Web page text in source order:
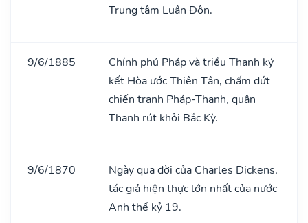
Trung tâm Luân Đôn.
9/6/1885
Chính phủ Pháp và triều Thanh ký
kết Hòa ước Thiên Tân, chấm dứt
chiến tranh Pháp-Thanh, quân
Thanh rút khỏi Bắc Kỳ.
9/6/1870
Ngày qua đời của Charles Dickens,
tác giả hiện thực lớn nhất của nước
Anh thế kỷ 19.